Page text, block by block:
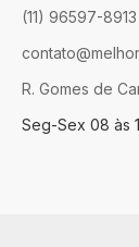
(11) 96597-8913
R. Gomes de
Seg-Sex 08 às